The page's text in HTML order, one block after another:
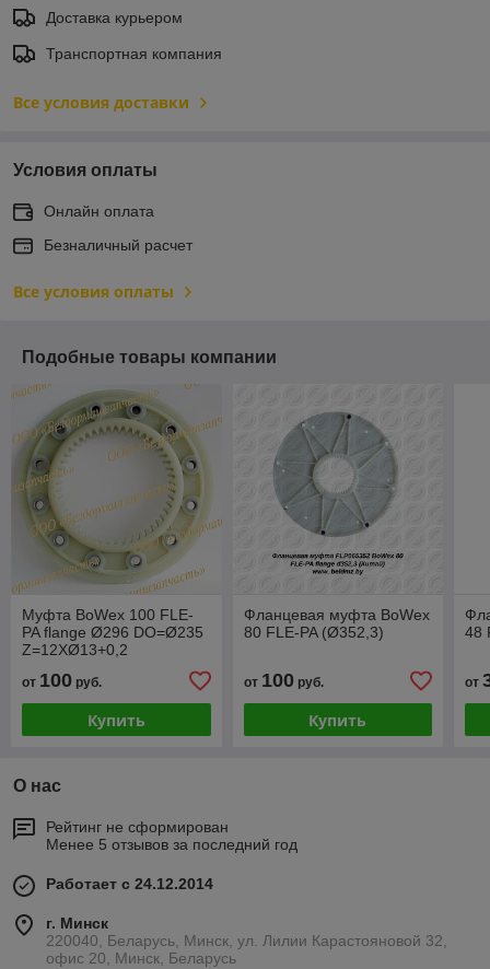
Доставка курьером
Транспортная компания
Все условия доставки
Условия оплаты
Онлайн оплата
Безналичный расчет
Все условия оплаты
Подобные товары компании
Муфта BoWex 100 FLE-
PA flange Ø296 DO=Ø235
Z=12XØ13+0,2
от 100 руб.
Купить
Фланцевая муфта BoWex
80 FLE-PA (Ø352,3)
от 100руб.
Купить
48
от
О нас
Рейтинг не сформирован
Менее 5 отзывов за последний год
Работает с 24.12.2014
г. Минск
220040, Беларусь, Минск, ул. Лилии Карастояновой 32,
офис 20, Минск, Беларусь